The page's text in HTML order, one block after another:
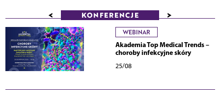
< KONFERENCJE >
WEBINAR
Akademia Top Medical Trends –
choroby infekcyjne skóry
25/08